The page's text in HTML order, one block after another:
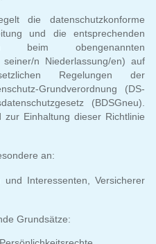
die datenschutzkonforme
und die entsprechenden
beim obengenannten
n Niederlassung/en) auf
Regelungen der
Grundverordnung (DS-
(BDSGneu).
zur Einhaltung dieser Richtlinie
an:
und Interessenten, Versicherer
Grundsätze: